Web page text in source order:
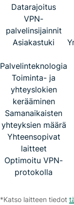
Datarajoitus
VPN-
palvelinsijainnit
Asiakastuki
Palvelinteknologia
Toiminta- ja
yhteyslokien
kerääminen
Samanaikaisten
yhteyksien määrä
Yhteensopivat
laitteet
Optimoitu VPN-
protokolla
*Katso laitteen tiedot